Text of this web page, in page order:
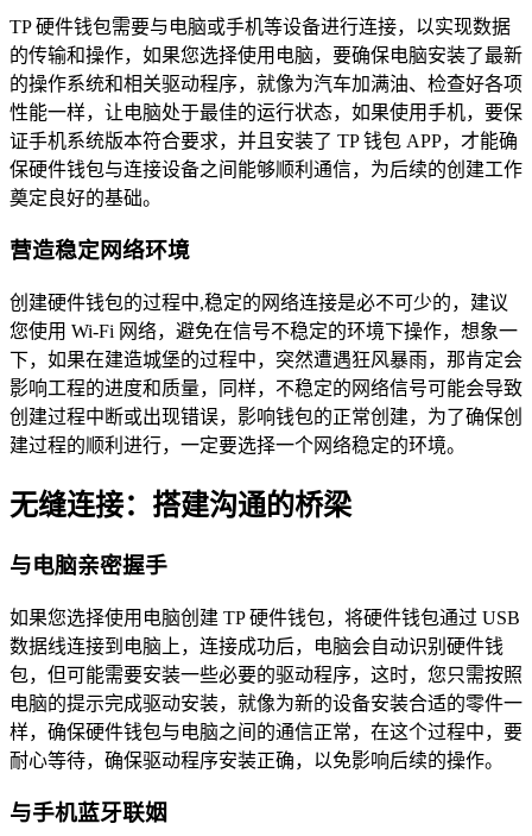
TP 硬件钱包需要与电脑或手机等设备进行连接，以实现数据
的传输和操作，如果您选择使用电脑，要确保电脑安装了最新
的操作系统和相关驱动程序，就像为汽车加满油、检查好各项
性能一样，让电脑处于最佳的运行状态，如果使用手机，要保
证手机系统版本符合要求，并且安装了 TP 钱包 APP，才能确
保硬件钱包与连接设备之间能够顺利通信，为后续的创建工作
奠定良好的基础。
营造稳定网络环境
创建硬件钱包的过程中,稳定的网络连接是必不可少的，建议
您使用 Wi-Fi 网络，避免在信号不稳定的环境下操作，想象一
下，如果在建造城堡的过程中，突然遭遇狂风暴雨，那肯定会
影响工程的进度和质量，同样，不稳定的网络信号可能会导致
创建过程中断或出现错误，影响钱包的正常创建，为了确保创
建过程的顺利进行，一定要选择一个网络稳定的环境。
无缝连接：搭建沟通的桥梁
与电脑亲密握手
如果您选择使用电脑创建 TP 硬件钱包，将硬件钱包通过 USB
数据线连接到电脑上，连接成功后，电脑会自动识别硬件钱
包，但可能需要安装一些必要的驱动程序，这时，您只需按照
电脑的提示完成驱动安装，就像为新的设备安装合适的零件一
样，确保硬件钱包与电脑之间的通信正常，在这个过程中，要
耐心等待，确保驱动程序安装正确，以免影响后续的操作。
与手机蓝牙联姻